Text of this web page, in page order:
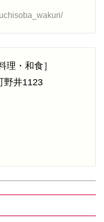
理・和食］
野井1123